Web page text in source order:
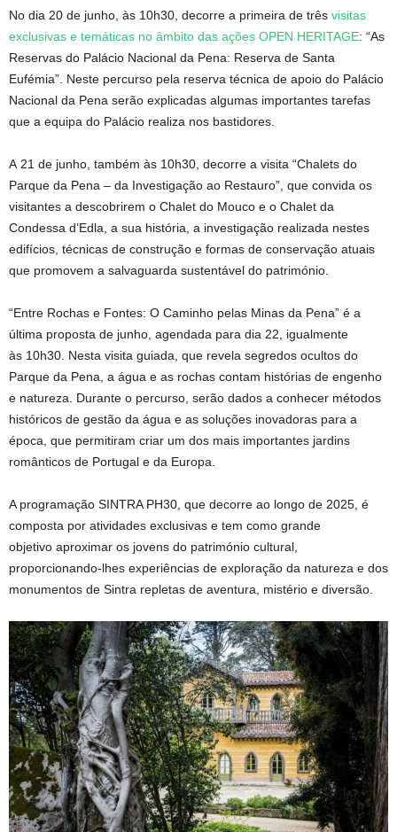
No dia 20 de junho, às 10h30, decorre a primeira de três visitas
exclusivas e temáticas no âmbito das ações OPEN HERITAGE: “As
Reservas do Palácio Nacional da Pena: Reserva de Santa
Eufémia”. Neste percurso pela reserva técnica de apoio do Palácio
Nacional da Pena serão explicadas algumas importantes tarefas
que a equipa do Palácio realiza nos bastidores.
A 21 de junho, também às 10h30, decorre a visita “Chalets do
Parque da Pena – da Investigação ao Restauro”, que convida os
visitantes a descobrirem o Chalet do Mouco e o Chalet da
Condessa d’Edla, a sua história, a investigação realizada nestes
edifícios, técnicas de construção e formas de conservação atuais
que promovem a salvaguarda sustentável do património.
“Entre Rochas e Fontes: O Caminho pelas Minas da Pena” é a
última proposta de junho, agendada para dia 22, igualmente
às 10h30. Nesta visita guiada, que revela segredos ocultos do
Parque da Pena, a água e as rochas contam histórias de engenho
e natureza. Durante o percurso, serão dados a conhecer métodos
históricos de gestão da água e as soluções inovadoras para a
época, que permitiram criar um dos mais importantes jardins
românticos de Portugal e da Europa.
A programação SINTRA PH30, que decorre ao longo de 2025, é
composta por atividades exclusivas e tem como grande
objetivo aproximar os jovens do património cultural,
proporcionando-lhes experiências de exploração da natureza e dos
monumentos de Sintra repletas de aventura, mistério e diversão.